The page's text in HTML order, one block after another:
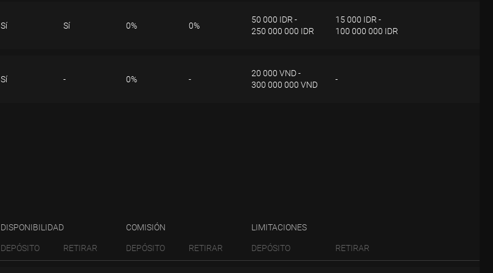
RETIRAR
Tenga en cuenta que, por parte de Investizo, la solicitud de retiro se ejecutará dentro de los 2 días
Sí Sí 0% 0%
50 000 IDR -
250 000 000 IDR
15 000 IDR -
100 000 000 IDR
RETIRAR
Tenga en cuenta que, por parte de Investizo, la solicitud de retiro se ejecutará dentro de los 2 días
Sí - 0% -
20 000 VND -
300 000 000 VND
-
DISPONIBILIDAD
DEPÓSITO RETIRAR
COMISIÓN
DEPÓSITO RETIRAR
LIMITACIONES
DEPÓSITO RETIRAR